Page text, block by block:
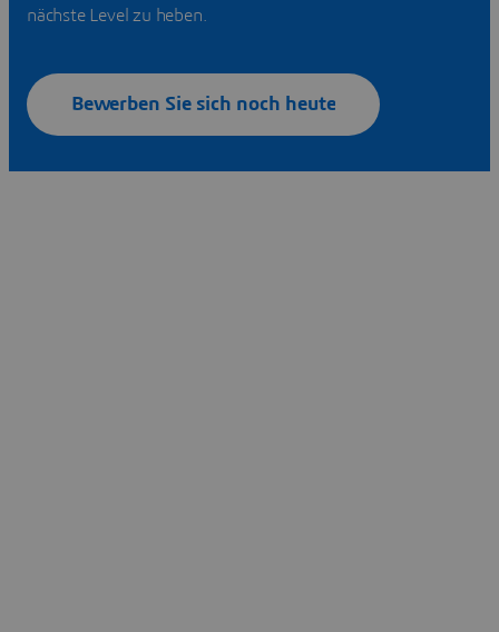
nächste Level zu heben.
Bewerben Sie sich noch heute